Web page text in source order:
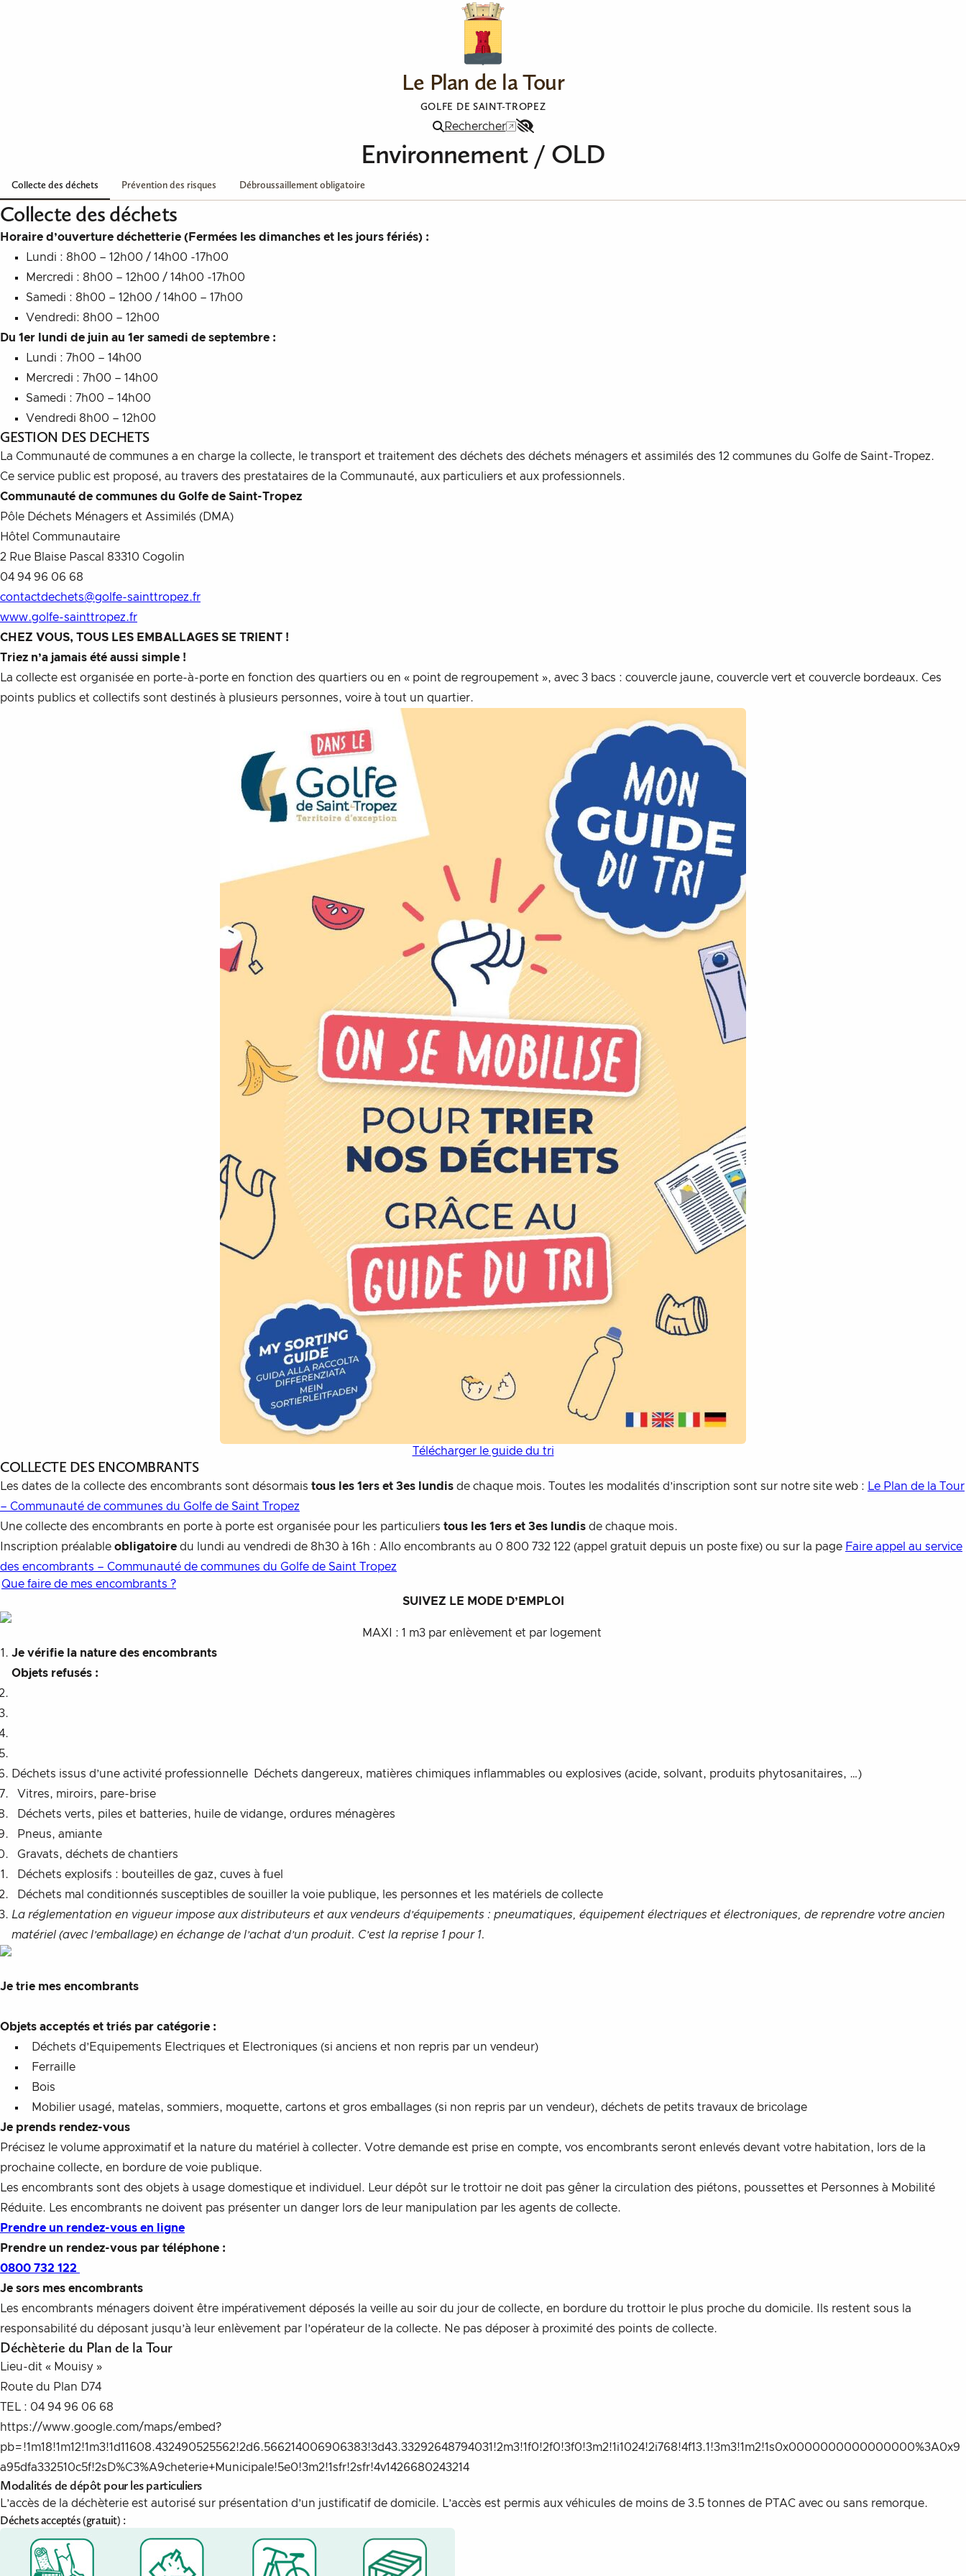
Le Plan de la Tour
GOLFE DE SAINT-TROPEZ
Menu
Rechercher
Accessibilité
Environnement / OLD
Collecte des déchets Prévention des risques Débroussaillement obligatoire
Collecte des déchets
Horaire d’ouverture déchetterie (Fermées les dimanches et les jours fériés) :
Lundi : 8h00 – 12h00 / 14h00 -17h00
Mercredi : 8h00 – 12h00 / 14h00 -17h00
Samedi : 8h00 – 12h00 / 14h00 – 17h00
Vendredi: 8h00 – 12h00
Du 1er lundi de juin au 1er samedi de septembre :
Lundi : 7h00 – 14h00
Mercredi : 7h00 – 14h00
Samedi : 7h00 – 14h00
Vendredi 8h00 – 12h00
GESTION DES DECHETS
La Communauté de communes a en charge la collecte, le transport et traitement des déchets des déchets ménagers et assimilés des 12 communes du Golfe de Saint-Tropez.
Ce service public est proposé, au travers des prestataires de la Communauté, aux particuliers et aux professionnels.
Communauté de communes du Golfe de Saint-Tropez
Pôle Déchets Ménagers et Assimilés (DMA)
Hôtel Communautaire
2 Rue Blaise Pascal 83310 Cogolin
04 94 96 06 68
contactdechets@golfe-sainttropez.fr
www.golfe-sainttropez.fr
CHEZ VOUS, TOUS LES EMBALLAGES SE TRIENT !
Triez n’a jamais été aussi simple !
La collecte est organisée en porte-à-porte en fonction des quartiers ou en « point de regroupement », avec 3 bacs : couvercle jaune, couvercle vert et couvercle bordeaux. Ces
points publics et collectifs sont destinés à plusieurs personnes, voire à tout un quartier.
Télécharger le guide du tri
COLLECTE DES ENCOMBRANTS
Les dates de la collecte des encombrants sont désormais tous les 1ers et 3es lundis de chaque mois. Toutes les modalités d’inscription sont sur notre site web : Le Plan de la Tour
– Communauté de communes du Golfe de Saint Tropez
Une collecte des encombrants en porte à porte est organisée pour les particuliers tous les 1ers et 3es lundis de chaque mois.
Inscription préalable obligatoire du lundi au vendredi de 8h30 à 16h : Allo encombrants au 0 800 732 122 (appel gratuit depuis un poste fixe) ou sur la page Faire appel au service
des encombrants – Communauté de communes du Golfe de Saint Tropez
Que faire de mes encombrants ?
SUIVEZ LE MODE D’EMPLOI
MAXI : 1 m3 par enlèvement et par logement
Je vérifie la nature des encombrants
Objets refusés :
Déchets issus d’une activité professionnelle Déchets dangereux, matières chimiques inflammables ou explosives (acide, solvant, produits phytosanitaires, …)
Vitres, miroirs, pare-brise
Déchets verts, piles et batteries, huile de vidange, ordures ménagères
Pneus, amiante
Gravats, déchets de chantiers
Déchets explosifs : bouteilles de gaz, cuves à fuel
Déchets mal conditionnés susceptibles de souiller la voie publique, les personnes et les matériels de collecte
La réglementation en vigueur impose aux distributeurs et aux vendeurs d’équipements : pneumatiques, équipement électriques et électroniques, de reprendre votre ancien
matériel (avec l’emballage) en échange de l’achat d’un produit. C’est la reprise 1 pour 1.
Je trie mes encombrants
Objets acceptés et triés par catégorie :
Déchets d’Equipements Electriques et Electroniques (si anciens et non repris par un vendeur)
Ferraille
Bois
Mobilier usagé, matelas, sommiers, moquette, cartons et gros emballages (si non repris par un vendeur), déchets de petits travaux de bricolage
Je prends rendez-vous
Précisez le volume approximatif et la nature du matériel à collecter. Votre demande est prise en compte, vos encombrants seront enlevés devant votre habitation, lors de la
prochaine collecte, en bordure de voie publique.
Les encombrants sont des objets à usage domestique et individuel. Leur dépôt sur le trottoir ne doit pas gêner la circulation des piétons, poussettes et Personnes à Mobilité
Réduite. Les encombrants ne doivent pas présenter un danger lors de leur manipulation par les agents de collecte.
Prendre un rendez-vous en ligne
Prendre un rendez-vous par téléphone :
0800 732 122
Je sors mes encombrants
Les encombrants ménagers doivent être impérativement déposés la veille au soir du jour de collecte, en bordure du trottoir le plus proche du domicile. Ils restent sous la
responsabilité du déposant jusqu’à leur enlèvement par l’opérateur de la collecte. Ne pas déposer à proximité des points de collecte.
Déchèterie du Plan de la Tour
Lieu-dit « Mouisy »
Route du Plan D74
TEL : 04 94 96 06 68
https://www.google.com/maps/embed?
pb=!1m18!1m12!1m3!1d11608.432490525562!2d6.566214006906383!3d43.33292648794031!2m3!1f0!2f0!3f0!3m2!1i1024!2i768!4f13.1!3m3!1m2!1s0x0000000000000000%3A0x9
a95dfa332510c5f!2sD%C3%A9cheterie+Municipale!5e0!3m2!1sfr!2sfr!4v1426680243214
Modalités de dépôt pour les particuliers
L’accès de la déchèterie est autorisé sur présentation d’un justificatif de domicile. L’accès est permis aux véhicules de moins de 3.5 tonnes de PTAC avec ou sans remorque.
Déchets acceptés (gratuit) :